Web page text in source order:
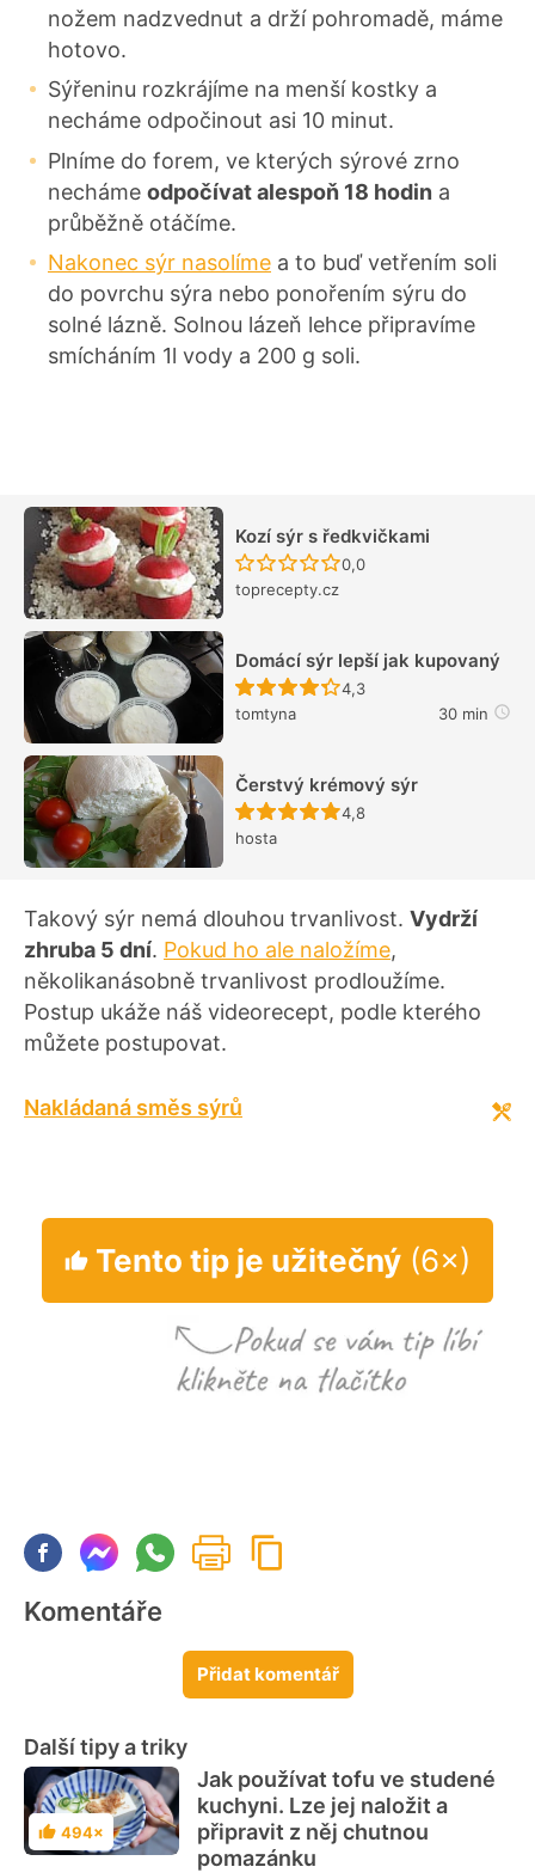
nožem nadzvednut a drží pohromadě, máme
hotovo.
Sýřeninu rozkrájíme na menší kostky a
necháme odpočinout asi 10 minut.
Plníme do forem, ve kterých sýrové zrno
necháme odpočívat alespoň 18 hodin a
průběžně otáčíme.
Nakonec sýr nasolíme a to buď vetřením soli
do povrchu sýra nebo ponořením sýru do
solné lázně. Solnou lázeň lehce připravíme
smícháním 1l vody a 200 g soli.
Kozí sýr s ředkvičkami
Recept ještě nebyl
0,0
toprecepty.cz
Domácí sýr lepší jak kupovaný
Recept ještě nebyl
4,3
tomtyna
30 min
Čerstvý krémový sýr
Recept ještě nebyl
4,8
hosta
Takový sýr nemá dlouhou trvanlivost. Vydrží
zhruba 5 dní. Pokud ho ale naložíme,
několikanásobně trvanlivost prodloužíme.
Postup ukáže náš videorecept, podle kterého
můžete postupovat.
Nakládaná směs sýrů
Tento tip je užitečný (6×)
Komentáře
Přidat komentář
Další tipy a triky
Hodnocení
494×
Jak používat tofu ve studené
kuchyni. Lze jej naložit a
připravit z něj chutnou
pomazánku